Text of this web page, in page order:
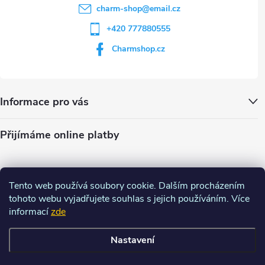
Tento web používá soubory cookie. Dalším procházením
tohoto webu vyjadřujete souhlas s jejich používáním. Více
informacízde
Nastavení
charm-shop@email.cz
+420 777880555
Charmshop.cz
Informace pro vás
Přijímáme online platby